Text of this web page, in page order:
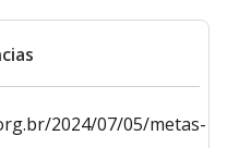
2024/07/05/metas-